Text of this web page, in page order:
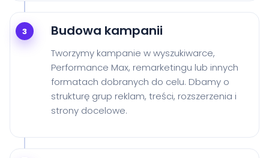
3 Budowa kampanii
Tworzymy kampanie w wyszukiwarce,
Performance Max, remarketingu lub innych
formatach dobranych do celu. Dbamy o
strukturę grup reklam, treści, rozszerzenia i
strony docelowe.